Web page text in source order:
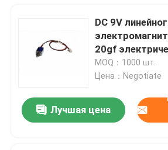
DC 9V
20gf
безопасного
MOQ：1000 шт.
Цена：Negotiate
Лучшая цена